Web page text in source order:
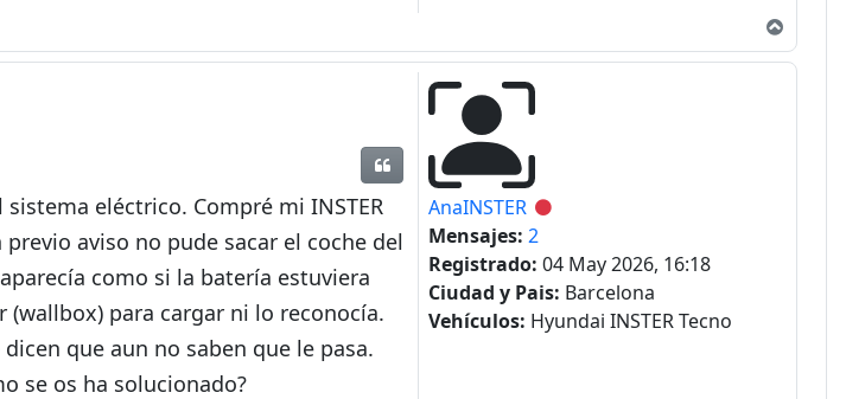
AnaINSTER Desconectado
Mensajes: 2
Registrado: 04 May 2026, 16:18
Ciudad y Pais: Barcelona
Vehículos: Hyundai INSTER Tecno
Citar
eléctrico. Compré mi INSTER
aviso no pude sacar el coche del
como si la batería estuviera
para cargar ni lo reconocía.
que aun no saben que le pasa.
se os ha solucionado?